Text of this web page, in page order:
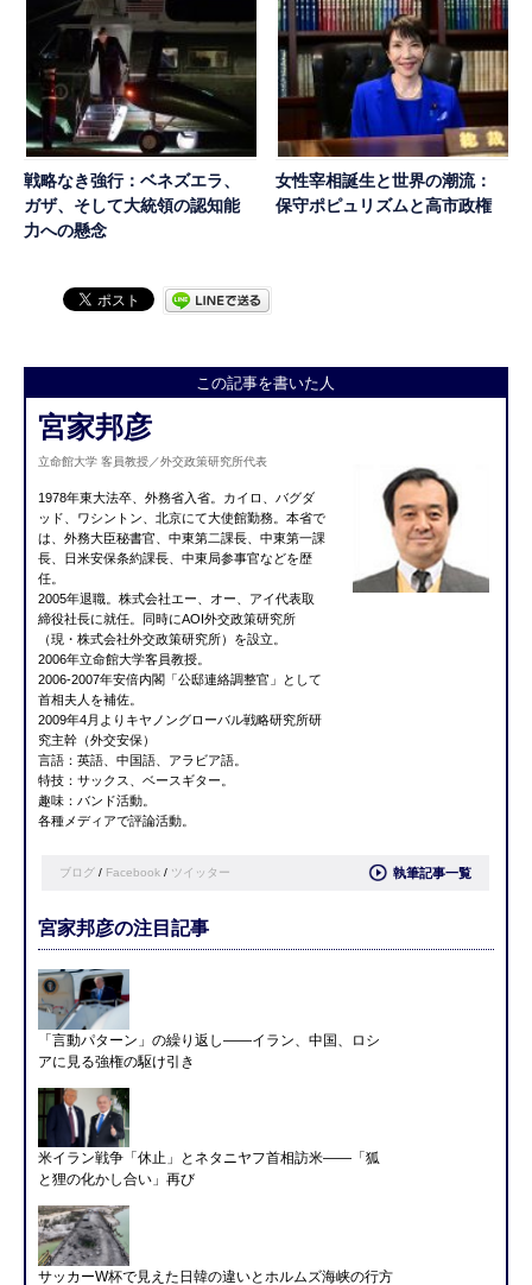
戦略なき強行：ベネズエラ、
ガザ、そして大統領の認知能
力への懸念
女性宰相誕生と世界の潮流：
保守ポピュリズムと高市政権
この記事を書いた人
宮家邦彦
立命館大学 客員教授／外交政策研究所代表
1978年東大法卒、外務省入省。カイロ、バグダ
ッド、ワシントン、北京にて大使館勤務。本省で
は、外務大臣秘書官、中東第二課長、中東第一課
長、日米安保条約課長、中東局参事官などを歴
任。
2005年退職。株式会社エー、オー、アイ代表取
締役社長に就任。同時にAOI外交政策研究所
（現・株式会社外交政策研究所）を設立。
2006年立命館大学客員教授。
2006-2007年安倍内閣「公邸連絡調整官」として
首相夫人を補佐。
2009年4月よりキヤノングローバル戦略研究所研
究主幹（外交安保）
言語：英語、中国語、アラビア語。
特技：サックス、ベースギター。
趣味：バンド活動。
各種メディアで評論活動。
ブログ / Facebook / ツイッター 執筆記事一覧
宮家邦彦の注目記事
「言動パターン」の繰り返し――イラン、中国、ロシ
アに見る強権の駆け引き
米イラン戦争「休止」とネタニヤフ首相訪米――「狐
と狸の化かし合い」再び
サッカーW杯で見えた日韓の違いとホルムズ海峡の行方